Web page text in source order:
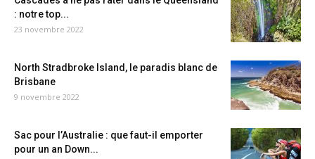
: notre top...
23 novembre 2022
North Stradbroke Island, le paradis blanc de
Brisbane
9 novembre 2022
Sac pour l’Australie : que faut-il emporter
pour un an Down...